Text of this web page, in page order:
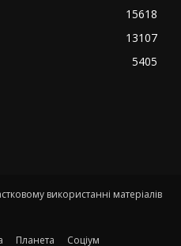
15618
13107
5405
використанні матеріалів
Планета Соціум